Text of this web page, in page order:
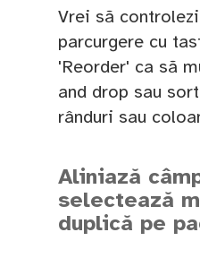
Vrei să
parcurgere cu
'Reorder' ca să
and drop sau
rânduri sau
Aliniază
selectează
duplică pe